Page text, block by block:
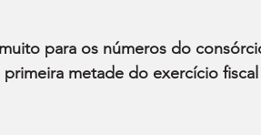
para os números do
metade do exercício fiscal